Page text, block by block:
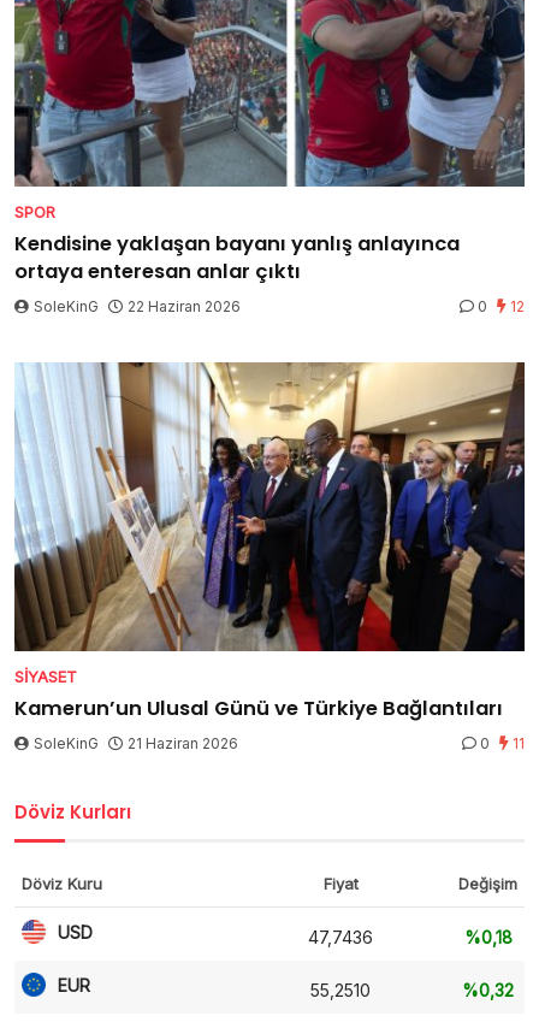
SPOR
Kendisine yaklaşan bayanı yanlış anlayınca
ortaya enteresan anlar çıktı
SoleKinG 22 Haziran 2026 0 12
SIYASET
Kamerun’un Ulusal Günü ve Türkiye Bağlantıları
SoleKinG 21 Haziran 2026 0 11
Döviz Kurları
Döviz Kuru Fiyat Değişim
USD 47,7436 %0,18
EUR 55,2510 %0,32